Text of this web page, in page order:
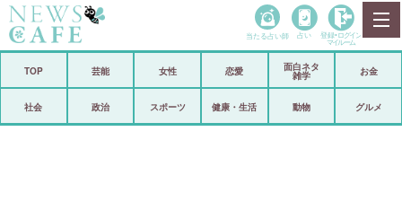
政治
当たる占い師 占い 登録• ログイン
マイルーム
TOP 芸能 女性 恋愛
面白ネタ
雑学
お金
社会 政治 スポーツ 健康・生活 動物 グルメ